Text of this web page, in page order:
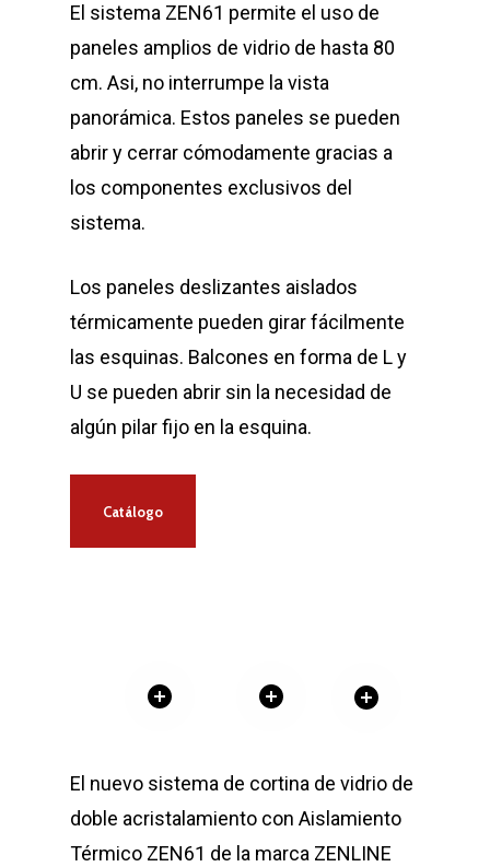
El sistema ZEN61 permite el uso de
paneles amplios de vidrio de hasta 80
cm. Asi, no interrumpe la vista
panorámica. Estos paneles se pueden
abrir y cerrar cómodamente gracias a
los componentes exclusivos del
sistema.
Los paneles deslizantes aislados
térmicamente pueden girar fácilmente
las esquinas. Balcones en forma de L y
U se pueden abrir sin la necesidad de
algún pilar fijo en la esquina.
Catálogo
El nuevo sistema de cortina de vidrio de
doble acristalamiento con Aislamiento
Térmico ZEN61 de la marca ZENLINE